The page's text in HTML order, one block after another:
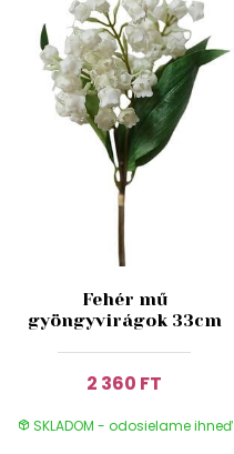
Fehér mű
gyöngyvirágok 33cm
2 360 FT
SKLADOM - odosielame ihneď